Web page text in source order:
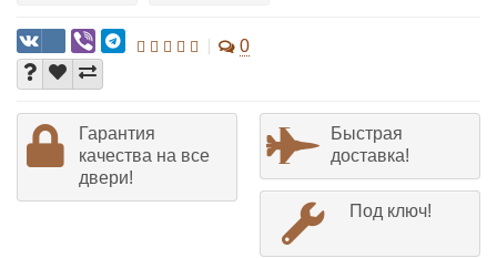
0
Гарантия
качества на все
двери!
Быстрая
доставка!
Под ключ!